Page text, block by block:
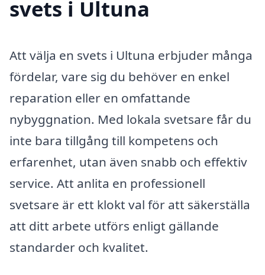
svets i Ultuna
Att välja en svets i Ultuna erbjuder många
fördelar, vare sig du behöver en enkel
reparation eller en omfattande
nybyggnation. Med lokala svetsare får du
inte bara tillgång till kompetens och
erfarenhet, utan även snabb och effektiv
service. Att anlita en professionell
svetsare är ett klokt val för att säkerställa
att ditt arbete utförs enligt gällande
standarder och kvalitet.